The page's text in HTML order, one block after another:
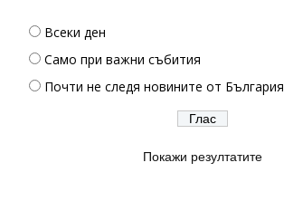
Всеки ден
Само при важни събития
Почти не следя новините от България
Покажи резултатите